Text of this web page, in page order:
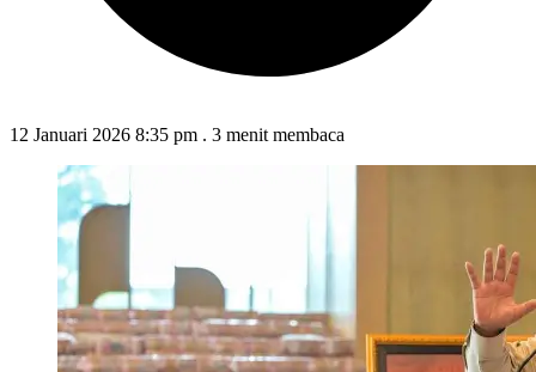
12 Januari 2026 8:35 pm . 3 menit membaca